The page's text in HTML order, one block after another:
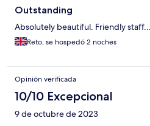
Outstanding
Absolutely beautiful. Friendly
Reto, se hospedó 2 noches
Opinión verificada
10/10 Excepcional
9 de octubre de 2023